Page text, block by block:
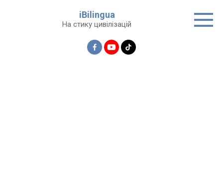
iBilingua
На стику цивілізацій